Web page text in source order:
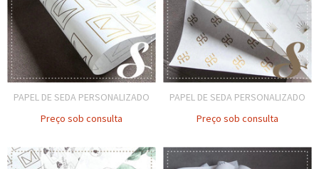
PAPEL DE SEDA PERSONALIZADO
Preço sob consulta
PAPEL DE SEDA PERSONALIZADO
Preço sob consulta